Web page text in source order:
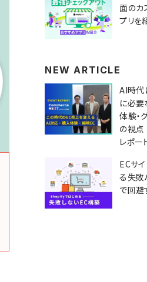
面のカ
プリを
NEW ARTICLE
AI時代
に必要
体験・
の視
レポー
ECサ
る失敗
で回避